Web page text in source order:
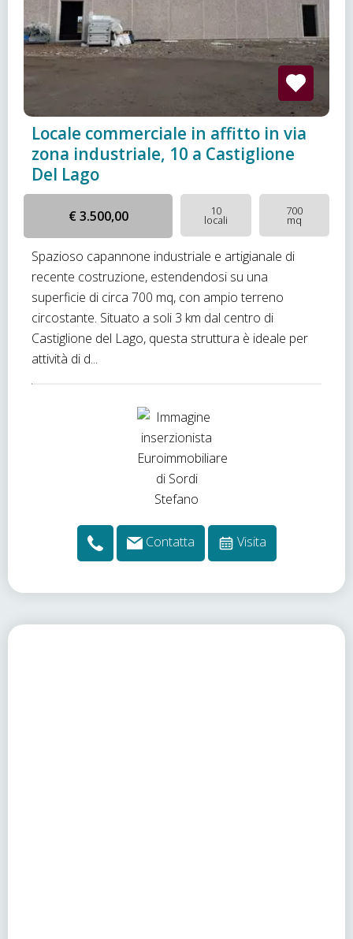
Locale commerciale in affitto in via
zona industriale, 10 a Castiglione
Del Lago
€ 3.500,00 10
locali
700
mq
Spazioso capannone industriale e artigianale di
recente costruzione, estendendosi su una
superficie di circa 700 mq, con ampio terreno
circostante. Situato a soli 3 km dal centro di
Castiglione del Lago, questa struttura è ideale per
attività di d...
Contatta Visita